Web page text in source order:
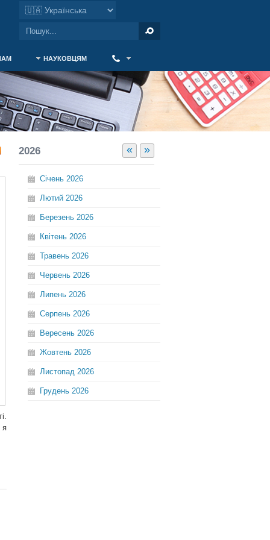
НАУКОВЦЯМ
я
« »
2026
Січень 2026
Лютий 2026
Березень 2026
Квітень 2026
Травень 2026
Червень 2026
Липень 2026
Серпень 2026
Вересень 2026
Жовтень 2026
Листопад 2026
Грудень 2026